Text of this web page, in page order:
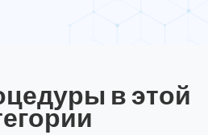
в этой